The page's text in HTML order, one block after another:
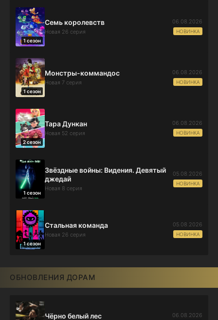
1 сезон
Семь королевств
Новая 26 серия
06.08.2026
НОВИНКА
1 сезон
Монстры-коммандос
Новая 7 серия
06.08.2026
НОВИНКА
2 сезон
Тара Дункан
Новая 52 серия
06.08.2026
НОВИНКА
1 сезон
Звёздные войны: Видения. Девятый
джедай
Новая 8 серия
05.08.2026
НОВИНКА
1 сезон
Стальная команда
Новая 26 серия
05.08.2026
НОВИНКА
ОБНОВЛЕНИЯ ДОРАМ
Чёрно белый лес 06.08.2026